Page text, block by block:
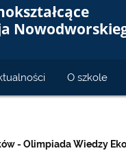
O szkole
- Olimpiada Wiedzy